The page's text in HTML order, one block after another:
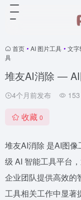
首页 • AI 图片工具 • 文字
具
堆友AI消除 —
4个月前发布 153
收藏 0
堆友AI消除 是AI图
级 AI 智能工具平台
企业团队提供高效的
工具相关工作中显著